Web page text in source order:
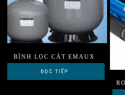
BÌNH LỌC CÁT EMAUX
ĐỌC TIẾP